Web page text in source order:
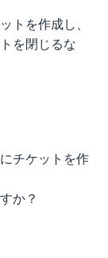
トを作成し、
を閉じるな
チケットを作
か？